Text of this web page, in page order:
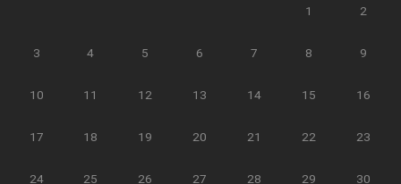
1 2
3 4 5 6 7 8 9
10 11 12 13 14 15 16
17 18 19 20 21 22 23
24 25 26 27 28 29 30